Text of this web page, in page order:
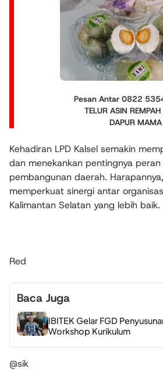
Pesan Antar 0822
TELUR ASIN REMPAH
DAPUR
Kehadiran LPD Kalsel semakin
dan menekankan pentingnya
pembangunan daerah.
memperkuat sinergi antar
Kalimantan Selatan yang lebih baik.
Red
Baca Juga
IBITEK Gelar FGD
Workshop Kurikulum
@sik